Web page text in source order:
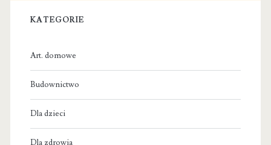
KATEGORIE
Art. domowe
Budownictwo
Dla dzieci
Dla zdrowia